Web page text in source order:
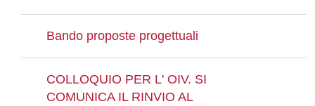
Bando proposte progettuali
COLLOQUIO PER L' OIV. SI
COMUNICA IL RINVIO AL